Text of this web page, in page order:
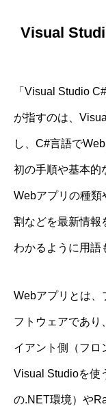
Visual
「Visual Studio
が指すのは、
し、C#言語で
初の手順や基本的
Webアプリの種類
割などを最新情報
わかるように用語
Webアプリとは、
フトウェアであり
イアント側（フロ
Visual Studioを使
の.NET環境）や